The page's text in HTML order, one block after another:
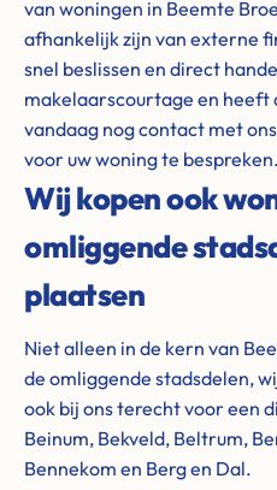
van woningen in Beemte
afhankelijk zijn van externe
snel beslissen en direct
makelaarscourtage en heeft
vandaag nog contact met
voor uw woning te bespreken.
Wij kopen ook
omliggende
plaatsen
Niet alleen in de kern van
de omliggende stadsdelen,
ook bij ons terecht voor een
Beinum, Bekveld, Beltrum,
Bennekom en Berg en Dal.